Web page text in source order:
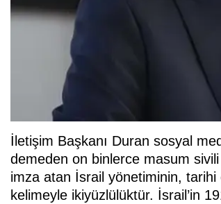
İletişim Başkanı Duran sosyal
demeden on binlerce masum
imza atan İsrail yönetiminin,
kelimeyle ikiyüzlülüktür. İsrail’in